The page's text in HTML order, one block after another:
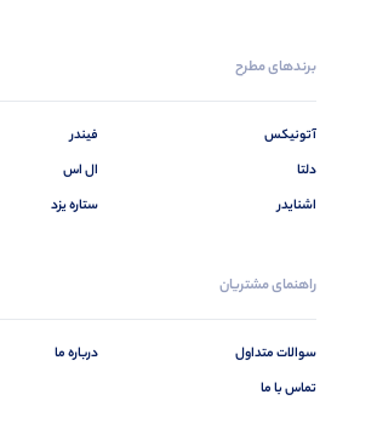
برندهای مطرح
آتونیکس
دلتا
اشنایدر
فیندر
ال اس
ستاره یزد
راهنمای مشتریان
سوالات متداول
تماس با ما
درباره ما